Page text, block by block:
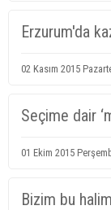
Erzurum'da
02 Kasım 2015
Seçime dair
01 Ekim 2015
Bizim bu